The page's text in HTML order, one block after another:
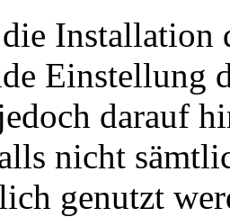
Installation
Einstellung
darauf
nicht
genutzt